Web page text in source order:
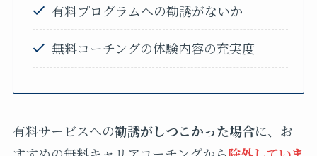
有料プログラムへの勧誘がないか
無料コーチングの体験内容の充実度
有料サービスへの勧誘がしつこかった場合に、お